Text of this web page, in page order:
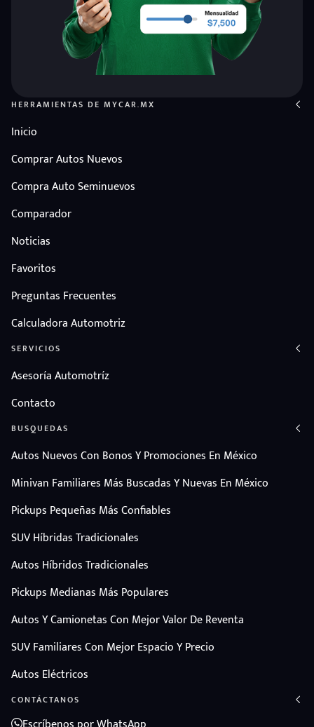
HERRAMIENTAS DE MYCAR.MX
Inicio
Comprar Autos Nuevos
Compra Auto Seminuevos
Comparador
Noticias
Favoritos
Preguntas Frecuentes
Calculadora Automotriz
SERVICIOS
Asesoría Automotríz
Contacto
BUSQUEDAS
Autos Nuevos Con Bonos Y Promociones En México
Minivan Familiares Más Buscadas Y Nuevas En México
Pickups Pequeñas Más Confiables
SUV Híbridas Tradicionales
Autos Híbridos Tradicionales
Pickups Medianas Más Populares
Autos Y Camionetas Con Mejor Valor De Reventa
SUV Familiares Con Mejor Espacio Y Precio
Autos Eléctricos
CONTÁCTANOS